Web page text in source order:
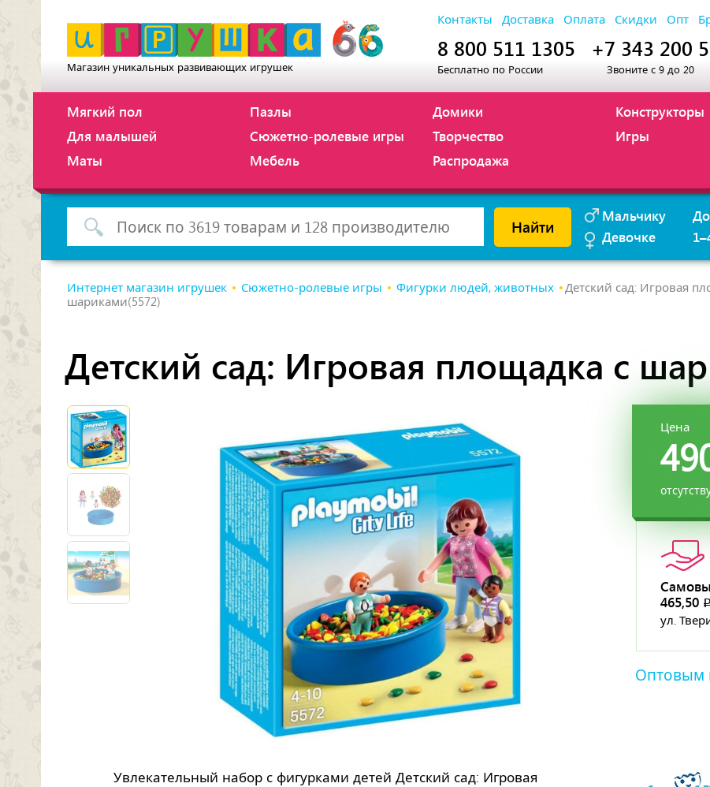
Магазин уникальных развивающих игрушек
Контакты Доставка Оплата Скидки Опт
8 800 511 1305
Бесплатно по России
+7 343 200
Звоните с 9 до 20
Мягкий пол
Для малышей
Маты
Пазлы
Сюжетно-ролевые игры
Мебель
Домики
Творчество
Распродажа
Конструкторы
Игры
Мальчику
Девочке
Найти
Интернет магазин игрушек Сюжетно-ролевые игры Фигурки людей, животных
Детский сад: Игровая
шариками(5572)
Детский сад: Игровая площадка с
Цена
465,50 p
ул.
Оптовым
Увлекательный набор с фигурками детей Детский сад: Игровая